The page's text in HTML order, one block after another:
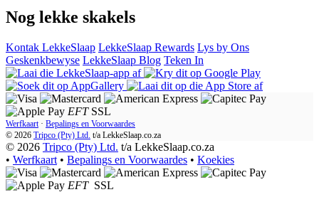
Nog lekke skakels
Kontak LekkeSlaap LekkeSlaap Rewards Lys by Ons
Geskenkbewyse LekkeSlaap Blog Teken In
EFT SSL
Werfkaart · Bepalings en Voorwaardes
© 2026 Tripco (Pty) Ltd. t/a LekkeSlaap.co.za
© 2026 Tripco (Pty) Ltd. t/a LekkeSlaap.co.za
• Werfkaart • Bepalings en Voorwaardes • Koekies
EFT SSL